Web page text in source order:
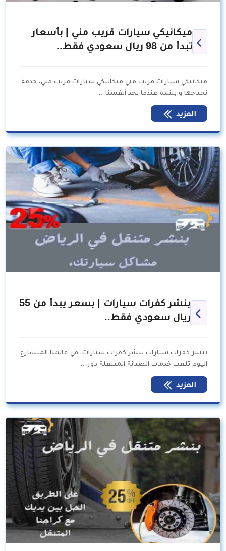
ميكانيكي سيارات قريب مني | بأسعار
تبدأ من 98 ريال سعودي فقط..
ميكانيكي سيارات قريب مني ميكانيكي سيارات قريب مني، خدمة
نحتاجها و بشدة عندما نجد أنفسنا…
المزيد
بنشر كفرات سيارات | بسعر يبدأ من 55
ريال سعودي فقط..
بنشر كفرات سيارات بنشر كفرات سيارات، في عالمنا المتسارع
اليوم تلعب خدمات الصيانة المتنقلة دور…
المزيد